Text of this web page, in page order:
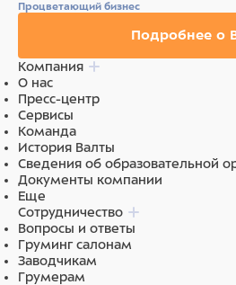
Процветающий бизнес
Подробнее о
Компания
О нас
Пресс-центр
Сервисы
Команда
История Валты
Сведения об образовательной
Документы компании
Еще
Сотрудничество
Вопросы и ответы
Груминг салонам
Заводчикам
Грумерам